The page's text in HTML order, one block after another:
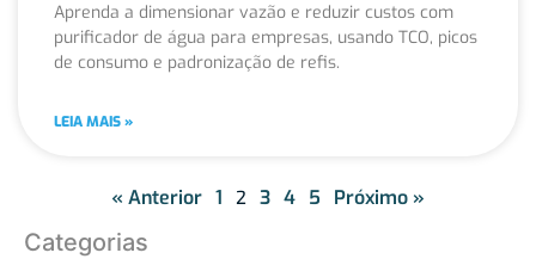
Aprenda a dimensionar vazão e reduzir custos com
purificador de água para empresas, usando TCO, picos
de consumo e padronização de refis.
LEIA MAIS »
« Anterior 1 2 3 4 5 Próximo »
Categorias